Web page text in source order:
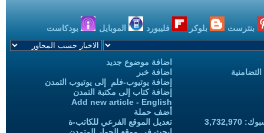
بنترست بلوكر فليبورد الموبايل بودكاست
اضافة موضوع جديد
اضافة خبر
إضافة يوتيوب-فلم إلى يوتيوب التمدن
إضافة كتاب إلى مكتبة التمدن
Add new article - English
أضف حملة
تعديل الموقع الفرعي للكاتب-ة